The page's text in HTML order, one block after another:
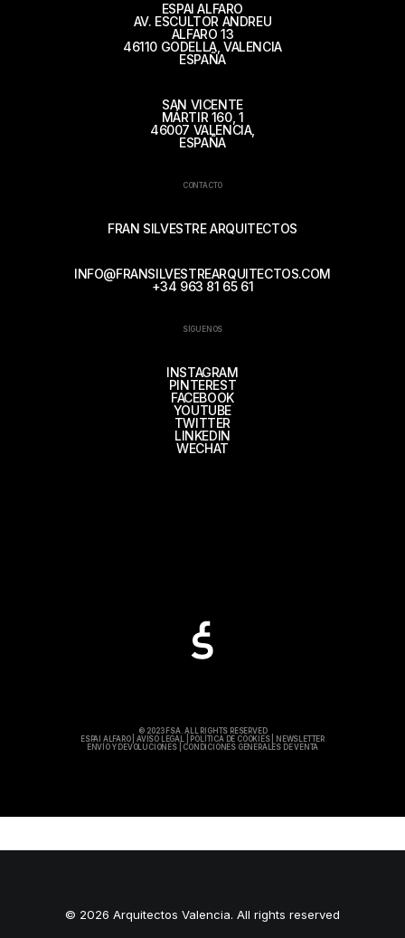
ESPAI ALFARO
AV. ESCULTOR ANDREU
ALFARO 13
46110 GODELLA, VALENCIA
ESPAÑA
SAN VICENTE
MÁRTIR 160, 1
46007 VALENCIA,
ESPAÑA
CONTACTO
FRAN SILVESTRE ARQUITECTOS
INFO@FRANSILVESTREARQUITECTOS.COM
+34 963 81 65 61
SÍGUENOS
INSTAGRAM
PINTEREST
FACEBOOK
YOUTUBE
TWITTER
LINKEDIN
WECHAT
© 2023 FSA. ALL RIGHTS RESERVED
ESPAI ALFARO|AVISO LEGAL POLÍTICA DE COOKIES|
NEWSLETTER
ENVÍO Y DEVOLUCIONES| CONDICIONES GENERALES DE VENTA
© 2026 Arquitectos Valencia. All rights reserved